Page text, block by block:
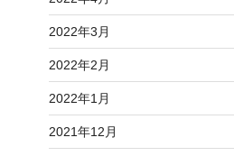
2022年3月
2022年2月
2022年1月
2021年12月